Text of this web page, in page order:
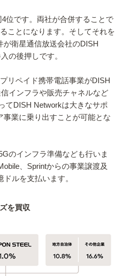
位です。両社が合併することで
ことになります。そしてそれを
衛星通信放送会社のDISH
の後押しです。
リペイド携帯電話事業がDISH
インフラや販売チャネルなど
てDISH Networkは大きなサポ
業に乗り出すことが可能とな
のインフラ準備なども行いま
、Sprintからの事業譲渡及
ルを支払います。
を買収